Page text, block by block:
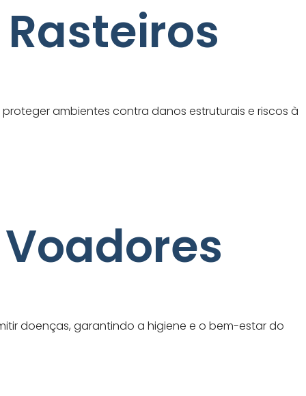
ambientes contra danos estruturais e riscos à
doenças, garantindo a higiene e o bem-estar do